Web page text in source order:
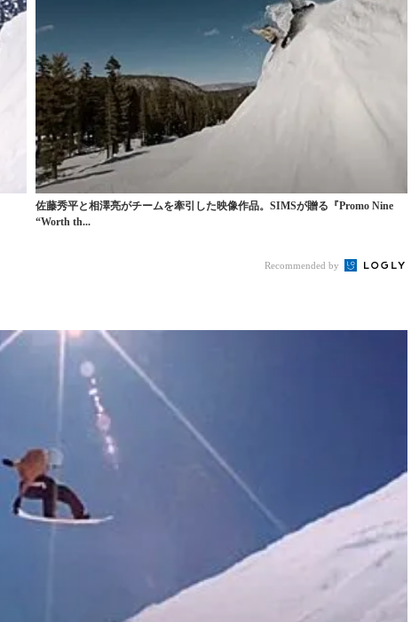
佐藤秀平と相澤亮がチームを牽引した映像作品。SIMSが贈る『Promo Nine
“Worth th...
Recommended by